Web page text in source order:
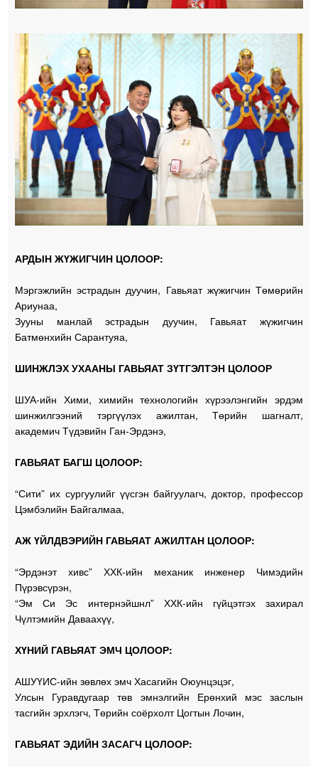
АРДЫН ЖҮЖИГЧИН ЦОЛООР:
Мэргэжлийн эстрадын дуучин, Гавьяат жүжигчин Төмөрийн
Ариунаа,
Зууны манлай эстрадын дуучин, Гавьяат жүжигчин
Батмөнхийн Сарантуяа,
ШИНЖЛЭХ УХААНЫ ГАВЬЯАТ ЗҮТГЭЛТЭН ЦОЛООР
ШУА-ийн Хими, химийн технологийн хүрээлэнгийн эрдэм
шинжилгээний тэргүүлэх ажилтан, Төрийн шагналт,
академич Түдэвийн Ган-Эрдэнэ,
ГАВЬЯАТ БАГШ ЦОЛООР:
“Сити” их сургуулийг үүсгэн байгуулагч, доктор, профессор
Цэмбэлийн Байгалмаа,
АЖ ҮЙЛДВЭРИЙН ГАВЬЯАТ АЖИЛТАН ЦОЛООР:
“Эрдэнэт хивс” ХХК-ийн механик инженер Чимэдийн
Пүрэвсүрэн,
“Эм Си Эс интернэйшнл” ХХК-ийн гүйцэтгэх захирал
Чүлтэмийн Даваахүү,
ХҮНИЙ ГАВЬЯАТ ЭМЧ ЦОЛООР:
АШУҮИС-ийн зөвлөх эмч Хасагийн Оюунцэцэг,
Улсын Гуравдугаар төв эмнэлгийн Ерөнхий мэс заслын
тасгийн эрхлэгч, Төрийн соёрхолт Цогтын Лочин,
ГАВЬЯАТ ЭДИЙН ЗАСАГЧ ЦОЛООР: